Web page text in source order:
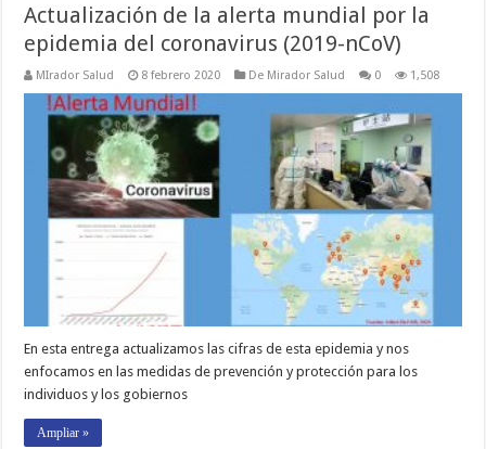
Actualización de la alerta mundial por la
epidemia del coronavirus (2019-nCoV)
MIrador Salud 8 febrero 2020 De Mirador Salud 0 1,508
En esta entrega actualizamos las cifras de esta epidemia y nos
enfocamos en las medidas de prevención y protección para los
individuos y los gobiernos
Ampliar »